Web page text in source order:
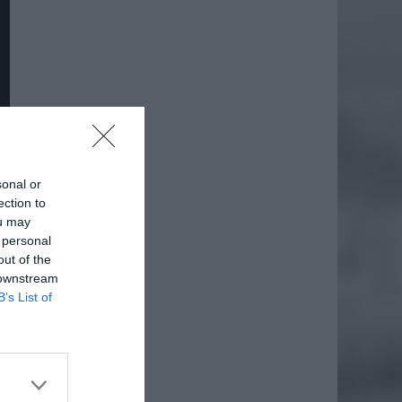
or
to
may
of the
List of